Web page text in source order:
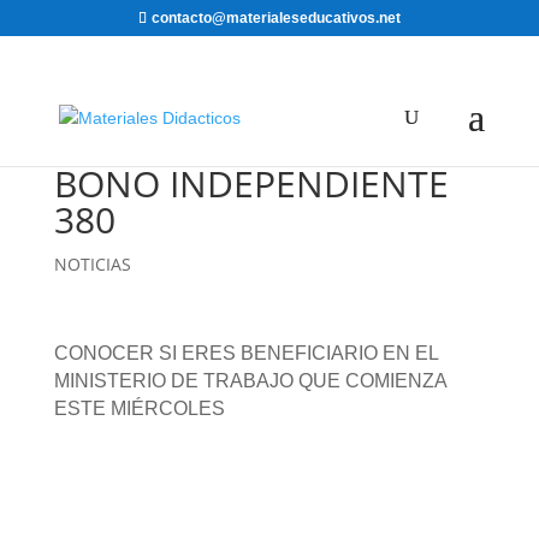
contacto@materialeseducativos.net
BONO INDEPENDIENTE
380
NOTICIAS
CONOCER SI ERES BENEFICIARIO EN EL
MINISTERIO DE TRABAJO QUE COMIENZA
ESTE MIÉRCOLES